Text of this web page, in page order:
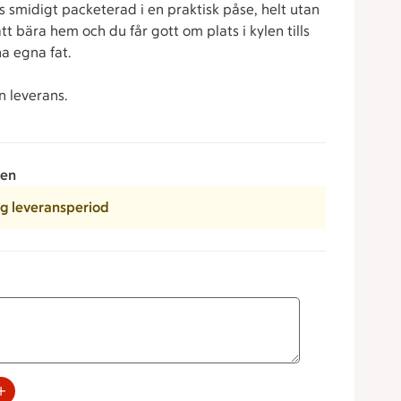
smidigt packeterad i en praktisk påse, helt utan
bära hem och du får gott om plats i kylen tills
egna fat.
leverans.
leveransperiod
för att minska eller öka värdet, eller ange ett värde